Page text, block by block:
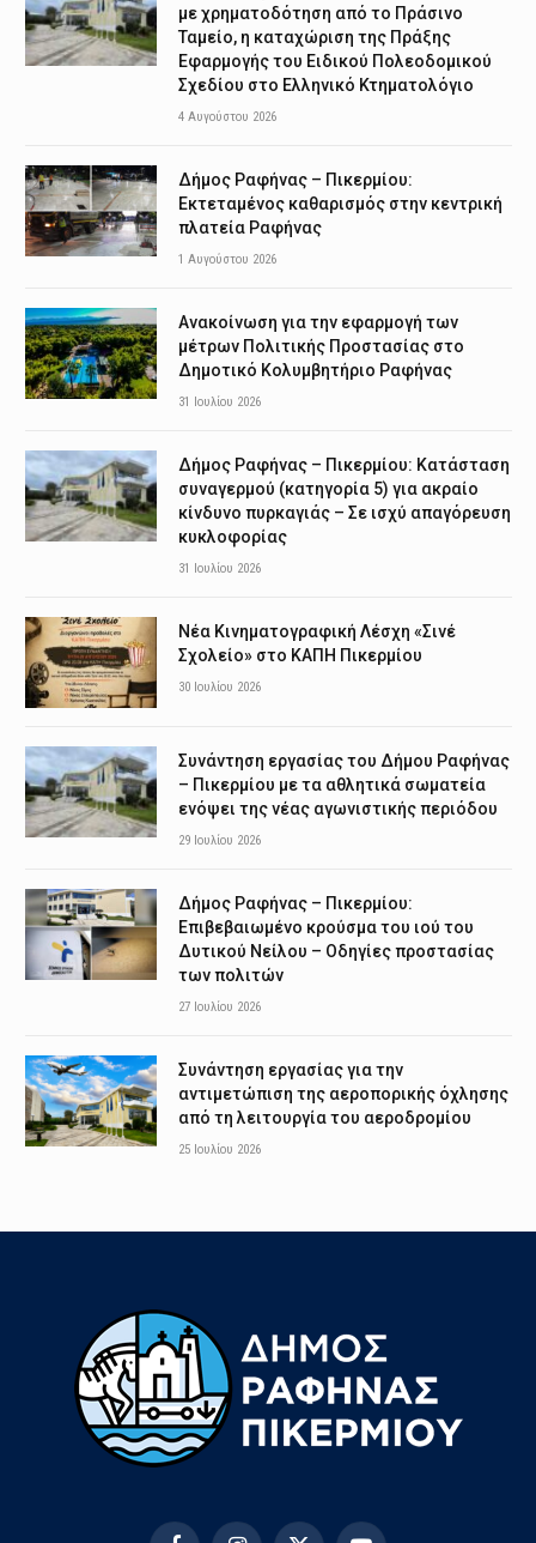
με χρηματοδότηση από το Πράσινο
Ταμείο, η καταχώριση της Πράξης
Εφαρμογής του Ειδικού Πολεοδομικού
Σχεδίου στο Ελληνικό Κτηματολόγιο
4 Αυγούστου 2026
Δήμος Ραφήνας – Πικερμίου:
Εκτεταμένος καθαρισμός στην κεντρική
πλατεία Ραφήνας
1 Αυγούστου 2026
Ανακοίνωση για την εφαρμογή των
μέτρων Πολιτικής Προστασίας στο
Δημοτικό Κολυμβητήριο Ραφήνας
31 Ιουλίου 2026
Δήμος Ραφήνας – Πικερμίου: Κατάσταση
συναγερμού (κατηγορία 5) για ακραίο
κίνδυνο πυρκαγιάς – Σε ισχύ απαγόρευση
κυκλοφορίας
31 Ιουλίου 2026
Νέα Κινηματογραφική Λέσχη «Σινέ
Σχολείο» στο ΚΑΠΗ Πικερμίου
30 Ιουλίου 2026
Συνάντηση εργασίας του Δήμου Ραφήνας
– Πικερμίου με τα αθλητικά σωματεία
ενόψει της νέας αγωνιστικής περιόδου
29 Ιουλίου 2026
Δήμος Ραφήνας – Πικερμίου:
Επιβεβαιωμένο κρούσμα του ιού του
Δυτικού Νείλου – Οδηγίες προστασίας
των πολιτών
27 Ιουλίου 2026
Συνάντηση εργασίας για την
αντιμετώπιση της αεροπορικής όχλησης
από τη λειτουργία του αεροδρομίου
25 Ιουλίου 2026